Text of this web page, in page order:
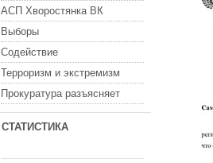
АСП Хворостянка ВК
Выборы
Содействие
Терроризм и экстремизм
Прокуратура разъясняет
СТАТИСТИКА